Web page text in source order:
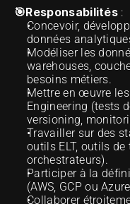
🎯Responsabilités :
Concevoir,
données
Modéliser les
warehouses,
besoins métiers.
Mettre en œuvre
Engineering (tests
versioning,
Travailler sur des
outils ELT, outils
orchestrateurs).
Participer à la
(AWS, GCP ou
Collaborer